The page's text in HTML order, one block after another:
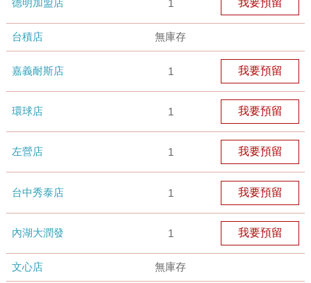
1
台積店 無庫存
嘉義耐斯店 1 我要預留
環球店 1 我要預留
左營店 1 我要預留
台中秀泰店 1 我要預留
內湖大潤發 1 我要預留
文心店 無庫存